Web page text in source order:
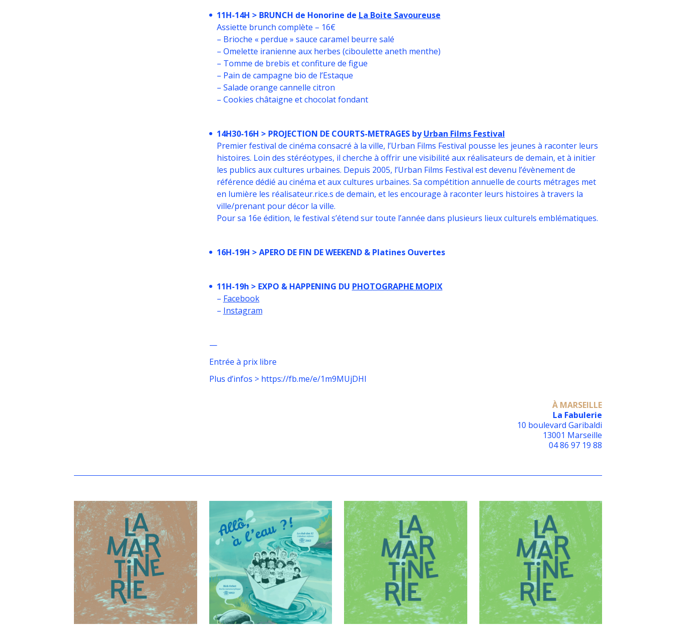
11H-14H > BRUNCH de Honorine de La Boite Savoureuse
Assiette brunch complète – 16€
– Brioche « perdue » sauce caramel beurre salé
– Omelette iranienne aux herbes (ciboulette aneth menthe)
– Tomme de brebis et confiture de figue
– Pain de campagne bio de l’Estaque
– Salade orange cannelle citron
– Cookies châtaigne et chocolat fondant
14H30-16H > PROJECTION DE COURTS-METRAGES byUrban Films Festival
Premier festival de cinéma consacré à la ville, l’Urban Films Festival pousse les jeunes à raconter leurs
histoires. Loin des stéréotypes, il cherche à offrir une visibilité aux réalisateurs de demain, et à initier
les publics aux cultures urbaines. Depuis 2005, l’Urban Films Festival est devenu l’évènement de
référence dédié au cinéma et aux cultures urbaines. Sa compétition annuelle de courts métrages met
en lumière les réalisateur.rice.s de demain, et les encourage à raconter leurs histoires à travers la
ville/prenant pour décor la ville.
Pour sa 16e édition, le festival s’étend sur toute l’année dans plusieurs lieux culturels emblématiques.
16H-19H > APERO DE FIN DE WEEKEND & Platines Ouvertes
11H-19h > EXPO & HAPPENING DU PHOTOGRAPHE MOPIX
– Facebook
– Instagram
—
Entrée à prix libre
Plus d’infos > https://fb.me/e/1m9MUjDHl
À MARSEILLE
La Fabulerie
10 boulevard Garibaldi
13001 Marseille
04 86 97 19 88